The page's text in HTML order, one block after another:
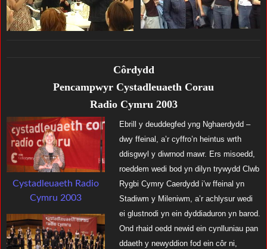
Côrdydd
Pencampwyr Cystadleuaeth Corau
Radio Cymru 2003
Cystadleuaeth Radio
Cymru 2003
Ebrill y deuddegfed yng Nghaerdydd –
dwy ffeinal, a’r cyffro’n heintus wrth
ddisgwyl y diwrnod mawr. Ers misoedd,
roeddem wedi bod yn dilyn trywydd Clwb
Rygbi Cymry Caerdydd i’w ffeinal yn
Stadiwm y Mileniwm, a’r achlysur wedi
ei glustnodi yn ein dyddiaduron yn barod.
Ond rhaid oedd newid ein cynlluniau pan
ddaeth y newyddion fod ein côr ni,